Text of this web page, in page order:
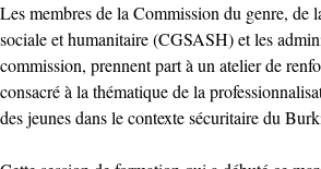
‎Les membres de la Commission du genre, de
sociale et humanitaire (CGSASH) et les
commission, prennent part à un atelier de
consacré à la thématique de la
des jeunes dans le contexte sécuritaire du